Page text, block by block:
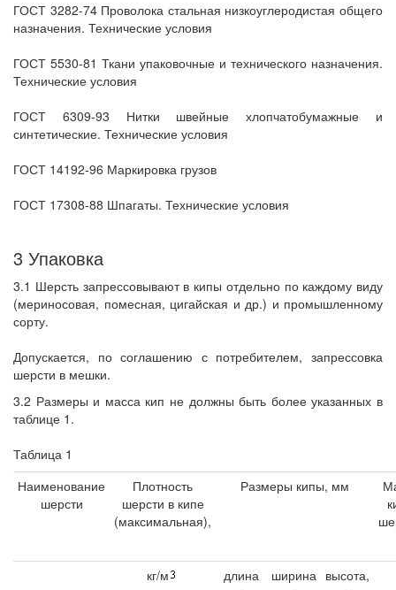
ГОСТ 3282-74 Проволока стальная низкоуглеродистая общего
назначения. Технические условия
ГОСТ 5530-81 Ткани упаковочные и технического назначения.
Технические условия
ГОСТ 6309-93 Нитки швейные хлопчатобумажные и
синтетические. Технические условия
ГОСТ 14192-96 Маркировка грузов
ГОСТ 17308-88 Шпагаты. Технические условия
3 Упаковка
3.1 Шерсть запрессовывают в кипы отдельно по каждому виду
(мериносовая, помесная, цигайская и др.) и промышленному
сорту.
Допускается, по соглашению с потребителем, запрессовка
шерсти в мешки.
3.2 Размеры и масса кип не должны быть более указанных в
таблице 1.
Таблица 1
Наименование
шерсти
Плотность
шерсти в кипе
(максимальная),
Размеры кипы, мм
кг/м длина ширина высота,